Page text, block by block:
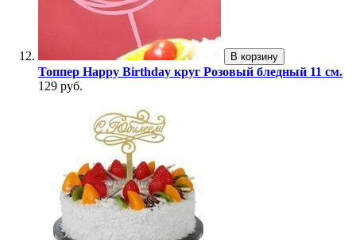
В корзину
Топпер Happy Birthday круг Розовый бледный 11 см.
129 руб.